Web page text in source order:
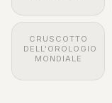
CRUSCOTTO
DELL'OROLOGIO
MONDIALE